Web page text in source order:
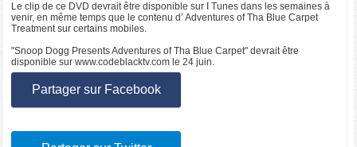
Le clip de ce DVD devrait être disponible sur I Tunes dans les semaines à
venir, en même temps que le contenu d’ Adventures of Tha Blue Carpet
Treatment sur certains mobiles.
"Snoop Dogg Presents Adventures of Tha Blue Carpet" devrait être
disponible sur www.codeblacktv.com le 24 juin.
Partager sur Facebook